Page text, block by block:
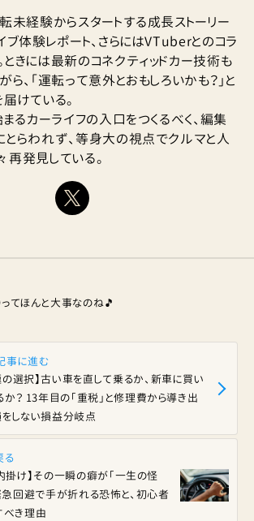
未経験からスタートする成長ストーリー
ブ体験レポート、さらにはVTuberとのコラ
きには最新のコネクティッドカー技術も
ら、「運転って意外とおもしろいかも？」と
けている。
るカーライフの入口をつくるべく、編集
とらわれず、等身大の視点でクルマと人
発見している。
ってほんと大事なのね🎵
る
掛け】その一瞬の癖が「一生の怪
急回避で手が折れる恐怖と、初心者
べき理由
事に進む
の選択】古い車を直して乗るか、新車に買い
か？ 13年目の「重税」と修理費から導き出
をしない損益分岐点